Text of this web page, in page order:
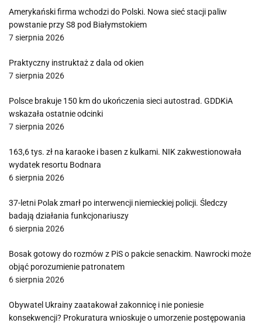
Amerykański firma wchodzi do Polski. Nowa sieć stacji paliw
powstanie przy S8 pod Białymstokiem
7 sierpnia 2026
Praktyczny instruktaż z dala od okien
7 sierpnia 2026
Polsce brakuje 150 km do ukończenia sieci autostrad. GDDKiA
wskazała ostatnie odcinki
7 sierpnia 2026
163,6 tys. zł na karaoke i basen z kulkami. NIK zakwestionowała
wydatek resortu Bodnara
6 sierpnia 2026
37-letni Polak zmarł po interwencji niemieckiej policji. Śledczy
badają działania funkcjonariuszy
6 sierpnia 2026
Bosak gotowy do rozmów z PiS o pakcie senackim. Nawrocki może
objąć porozumienie patronatem
6 sierpnia 2026
Obywatel Ukrainy zaatakował zakonnicę i nie poniesie
konsekwencji? Prokuratura wnioskuje o umorzenie postępowania